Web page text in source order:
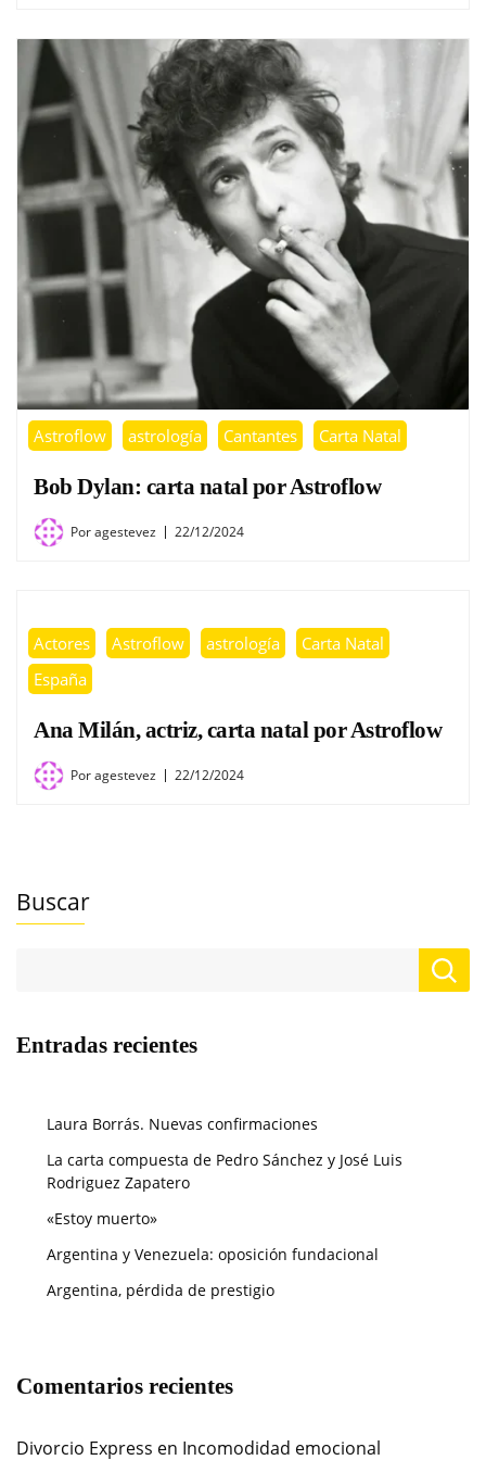
Astroflow astrología Cantantes Carta Natal
Bob Dylan: carta natal por Astroflow
Poragestevez 22/12/2024
Actores Astroflow astrología
Carta Natal
España
Ana Milán, actriz, carta natal por Astroflow
Poragestevez 22/12/2024
Buscar
Entradas recientes
Laura Borrás. Nuevas confirmaciones
La carta compuesta de Pedro Sánchez y José Luis
Rodriguez Zapatero
«Estoy muerto»
Argentina y Venezuela: oposición fundacional
Argentina, pérdida de prestigio
Comentarios recientes
Divorcio Express en Incomodidad emocional